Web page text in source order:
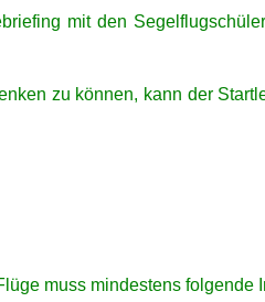
mit den
zu können, kann der
muss mindestens folgende